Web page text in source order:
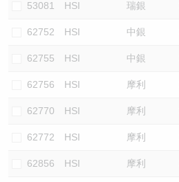
53081 HSI 瑞銀
62752 HSI 中銀
62755 HSI 中銀
62756 HSI 摩利
62770 HSI 摩利
62772 HSI 摩利
62856 HSI 摩利